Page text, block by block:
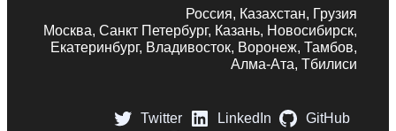
Россия, Казахстан, Грузия
Москва, Санкт Петербург, Казань, Новосибирск,
Екатеринбург, Владивосток, Воронеж, Тамбов,
Алма-Ата, Тбилиси
Twitter LinkedIn
GitHub